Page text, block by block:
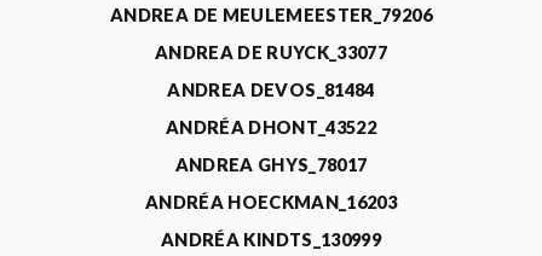
ANDREA DE MEULEMEESTER_79206
ANDREA DE RUYCK_33077
ANDREA DEVOS_81484
ANDRÉA DHONT_43522
ANDREA GHYS_78017
ANDRÉA HOECKMAN_16203
ANDRÉA KINDTS_130999